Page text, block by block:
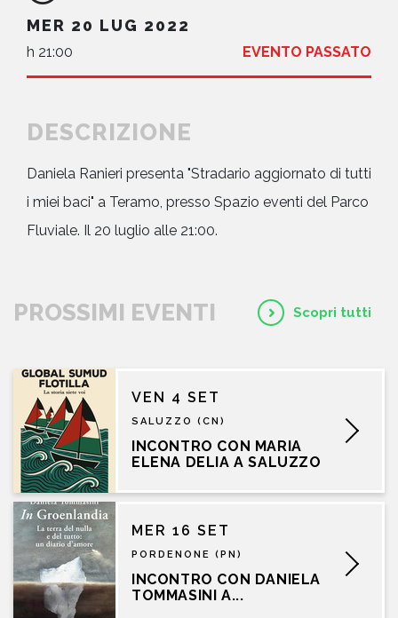
MER 20 LUG 2022
h 21:00 EVENTO PASSATO
DESCRIZIONE
Daniela Ranieri presenta "Stradario aggiornato di tutti
i miei baci" a Teramo, presso Spazio eventi del Parco
Fluviale. Il 20 luglio alle 21:00.
PROSSIMI EVENTI Scopri tutti
VEN 4 SET
SALUZZO (CN)
INCONTRO CON MARIA
ELENA DELIA A SALUZZO
MER 16 SET
PORDENONE (PN)
INCONTRO CON DANIELA
TOMMASINI A...